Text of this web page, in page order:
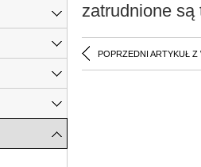
zatrudnione
POPRZEDNI ARTYKUŁ Z